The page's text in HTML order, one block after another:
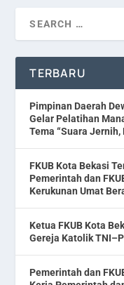
TERBARU
Pimpinan Daerah
Gelar Pelatihan
Tema “Suara
FKUB Kota Bekasi
Pemerintah dan
Kerukunan Umat
Ketua FKUB Kota
Gereja Katolik
Pemerintah dan